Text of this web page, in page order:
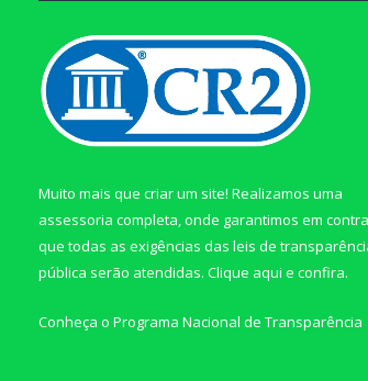
Muito mais que criar um site! Realizamos uma
assessoria completa, onde garantimos em
que todas as exigências das leis de
pública serão atendidas. Clique aqui e confira.
Conheça o Programa Nacional de Transparência